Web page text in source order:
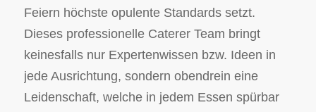
Feiern höchste opulente Standards setzt.
Dieses professionelle Caterer Team bringt
keinesfalls nur Expertenwissen bzw. Ideen in
jede Ausrichtung, sondern obendrein eine
Leidenschaft, welche in jedem Essen spürbar